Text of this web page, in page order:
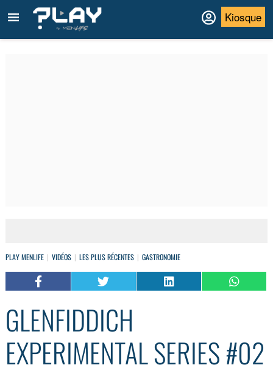
Kiosque
PLAY MENLIFE VIDÉOS LES PLUS RÉCENTES GASTRONOMIE
GLENFIDDICH
EXPERIMENTAL SERIES #02